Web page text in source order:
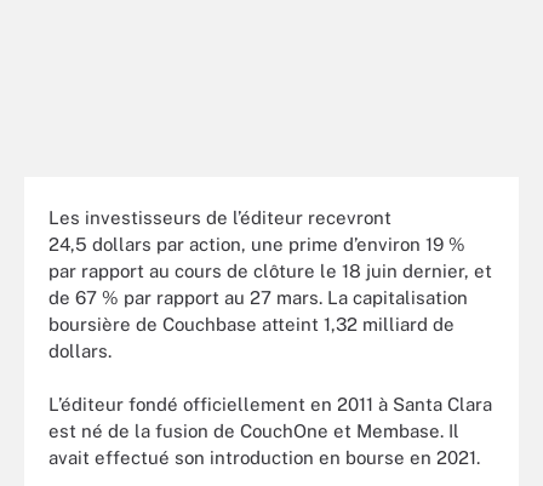
Les investisseurs de l’éditeur recevront
24,5 dollars par action, une prime d’environ 19 %
par rapport au cours de clôture le 18 juin dernier, et
de 67 % par rapport au 27 mars. La capitalisation
boursière de Couchbase atteint 1,32 milliard de
dollars.
L’éditeur fondé officiellement en 2011 à Santa Clara
est né de la fusion de CouchOne et Membase. Il
avait effectué son introduction en bourse en 2021.